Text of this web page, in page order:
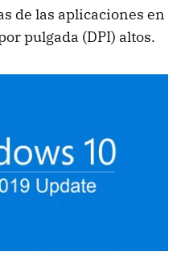
de las aplicaciones en
pulgada (DPI) altos.